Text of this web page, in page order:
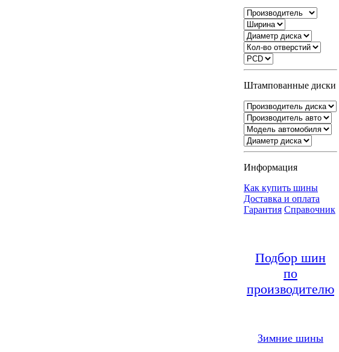
Штампованные диски
Информация
Как купить шины
Доставка и оплата
Гарантия Справочник
Подбор шин
по
производителю
Зимние шины